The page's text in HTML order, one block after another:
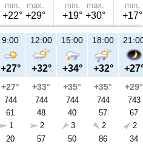
min.
+22°
max.
+29°
min.
+19°
max.
+30°
min.
+17°
9:00
+27°
+27°
744
61
1
20
12:00
+32°
+33°
744
48
2
57
15:00
+34°
+35°
744
40
3
50
18:00
+32°
+35°
744
57
2
86
+29°
743
67
2
34